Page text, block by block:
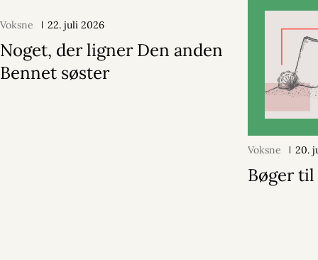
Voksne 22. juli 2026
Noget, der ligner Den anden
Bennet søster
Voksne 20.
Bøger